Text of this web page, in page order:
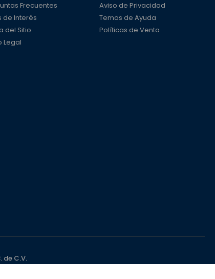
Frecuentes
de Interés
del Sitio
Legal
Aviso de Privacidad
Temas de Ayuda
Políticas de Venta
de C.V.